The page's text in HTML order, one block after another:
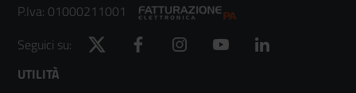
P.Iva: 01000211001
Seguici su:
Twitter Facebook Instagram YouTube
Footer
UTILITÀ